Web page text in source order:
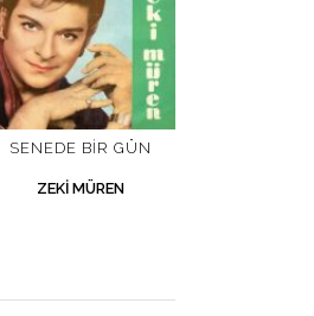
SENEDE BIR GÜN
ZEKI MÜREN